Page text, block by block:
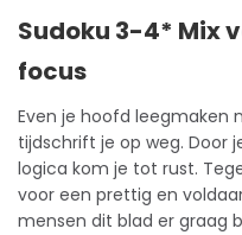
Sudoku 3-4* Mix
focus
Even je hoofd leegmaken
tijdschrift je op weg. Door
logica kom je tot rust.
voor een prettig en
mensen dit blad er graag